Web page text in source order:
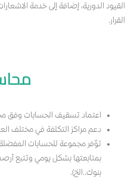
القيود الدورية، إضافة إلى خدمة
القرار.
اعتماد تسقيف الحسابات وفق
دعم مراكز التكلفة في مختلف
توّفر مجموعة للحسابات
بمتابعتها بشكل يومي وتتبع
بنوك..الخ).